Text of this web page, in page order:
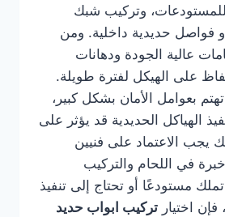
للمستودعات، وتركيب شبك
فواصل حديدية داخلية. ومن
عالية الجودة ودهانات
على الهيكل لفترة طويلة.
بعوامل الأمان بشكل كبير،
الهياكل الحديدية قد يؤثر على
يجب الاعتماد على فنيين
في اللحام والتركيب
مستودعًا أو تحتاج إلى تنفيذ
اختيار تركيب ابواب حديد